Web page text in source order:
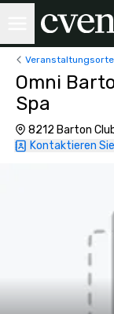
Veranstaltungsorte
Omni
Spa
8212 Barton
Kontaktieren